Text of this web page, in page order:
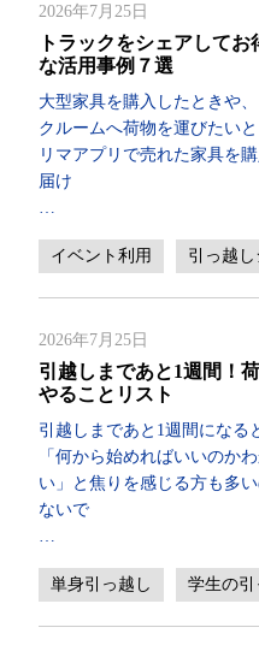
2026年7月25日
トラックをシェアして
な活用事例７選
大型家具を購入したときや
クルームへ荷物を運びたい
リマアプリで売れた家具を
届け
イベント利用 引っ越し
2026年7月25日
引越しまであと1週間！
やることリスト
引越しまであと1週間になる
「何から始めればいいのか
い」と焦りを感じる方も多
ないで
単身引っ越し 学生の引